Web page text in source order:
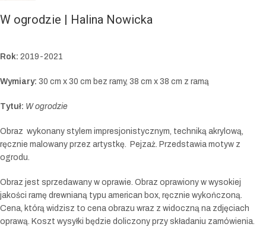
W ogrodzie | Halina Nowicka
Rok: 2019-2021
Wymiary: 30 cm x 30 cm bez ramy, 38 cm x 38 cm z ramą
Tytuł: W ogrodzie
Obraz wykonany stylem impresjonistycznym, techniką akrylową,
ręcznie malowany przez artystkę. Pejzaż. Przedstawia motyw z
ogrodu.
Obraz jest sprzedawany w oprawie. Obraz oprawiony w wysokiej
jakości ramę drewnianą typu american box, ręcznie wykończoną.
Cena, którą widzisz to cena obrazu wraz z widoczną na zdjęciach
oprawą. Koszt wysyłki będzie doliczony przy składaniu zamówienia.